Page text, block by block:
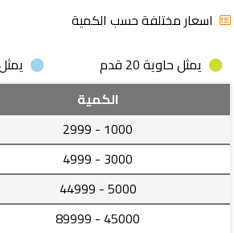
اسعار مختلفة حسب الكمية
يمثل حاوية 20 قدم
يمثل
الكمية
1000
- 2999
3000
- 4999
5000
- 44999
45000
- 89999
علب
من
لحفظ
المجوهرات
تصميمات